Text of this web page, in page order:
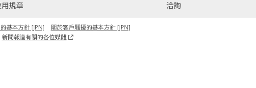
規章 洽詢
基本方針 [JPN]
關於客戶騷擾的基本方針 [JPN]
新聞報道有關的各位媒體